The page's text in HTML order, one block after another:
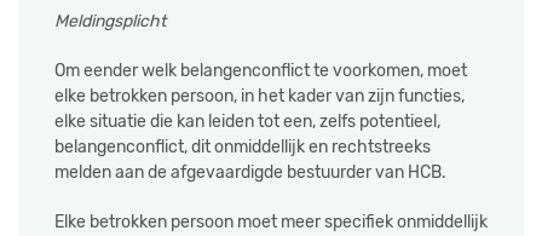
Meldingsplicht
Om eender welk belangenconflict te voorkomen, moet
elke betrokken persoon, in het kader van zijn functies,
elke situatie die kan leiden tot een, zelfs potentieel,
belangenconflict, dit onmiddellijk en rechtstreeks
melden aan de afgevaardigde bestuurder van HCB.
Elke betrokken persoon moet meer specifiek onmiddellijk